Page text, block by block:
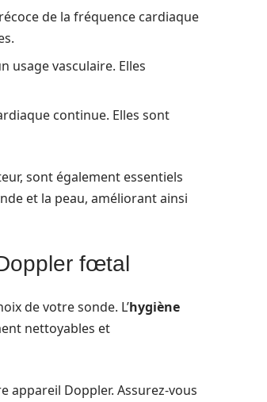
de la fréquence cardiaque
usage vasculaire. Elles
continue. Elles sont
sont également essentiels
et la peau, améliorant ainsi
fœtal
de votre sonde. L’hygiène
nettoyables et
appareil Doppler. Assurez-vous